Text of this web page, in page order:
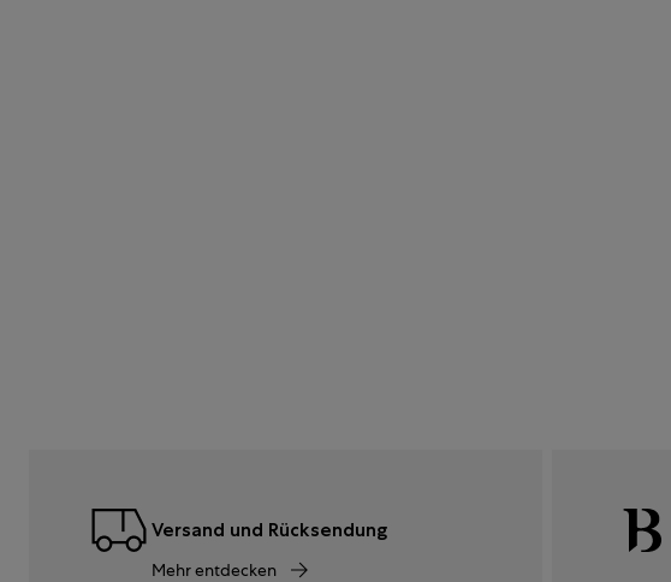
Versand und Rücksendung
Mehr entdecken